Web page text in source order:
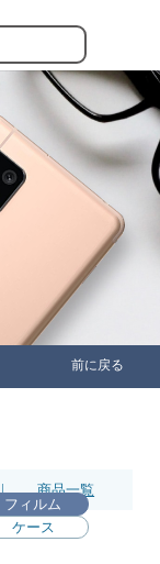
前に戻る
|
商品一覧
フィルム
ケース